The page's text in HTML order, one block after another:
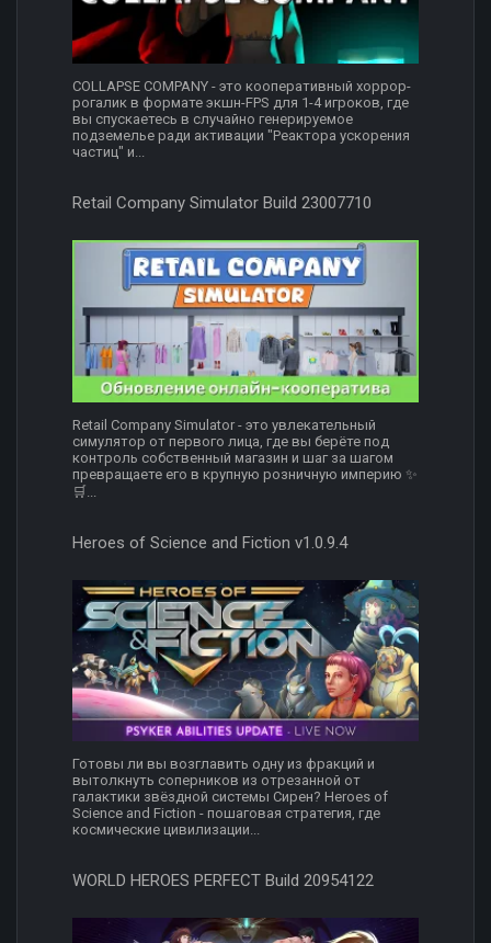
COLLAPSE COMPANY - это кооперативный хоррор-
рогалик в формате экшн-FPS для 1-4 игроков, где
вы спускаетесь в случайно генерируемое
подземелье ради активации "Реактора ускорения
частиц" и...
Retail Company Simulator Build 23007710
Retail Company Simulator - это увлекательный
симулятор от первого лица, где вы берёте под
контроль собственный магазин и шаг за шагом
превращаете его в крупную розничную империю ✨
🛒...
Heroes of Science and Fiction v1.0.9.4
Готовы ли вы возглавить одну из фракций и
вытолкнуть соперников из отрезанной от
галактики звёздной системы Сирен? Heroes of
Science and Fiction - пошаговая стратегия, где
космические цивилизации...
WORLD HEROES PERFECT Build 20954122